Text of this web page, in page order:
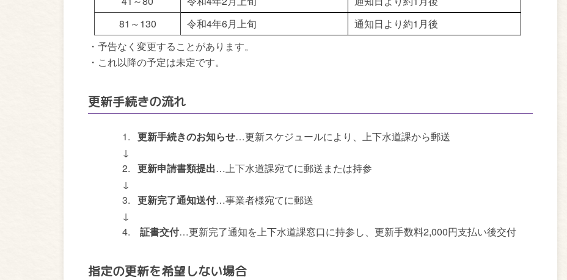
81～130
令和4年6月上旬
通知日より約1月後
・予告なく変更することがあります。
・これ以降の予定は未定です。
更新手続きの流れ
1. 更新手続きのお知らせ…更新スケジュールにより、上下水道課から郵送
↓
2. 更新申請書類提出…上下水道課宛てに郵送または持参
↓
3. 更新完了通知送付…事業者様宛てに郵送
↓
4. 証書交付…更新完了通知を上下水道課窓口に持参し、更新手数料2,000円支払い後交付
指定の更新を希望しない場合